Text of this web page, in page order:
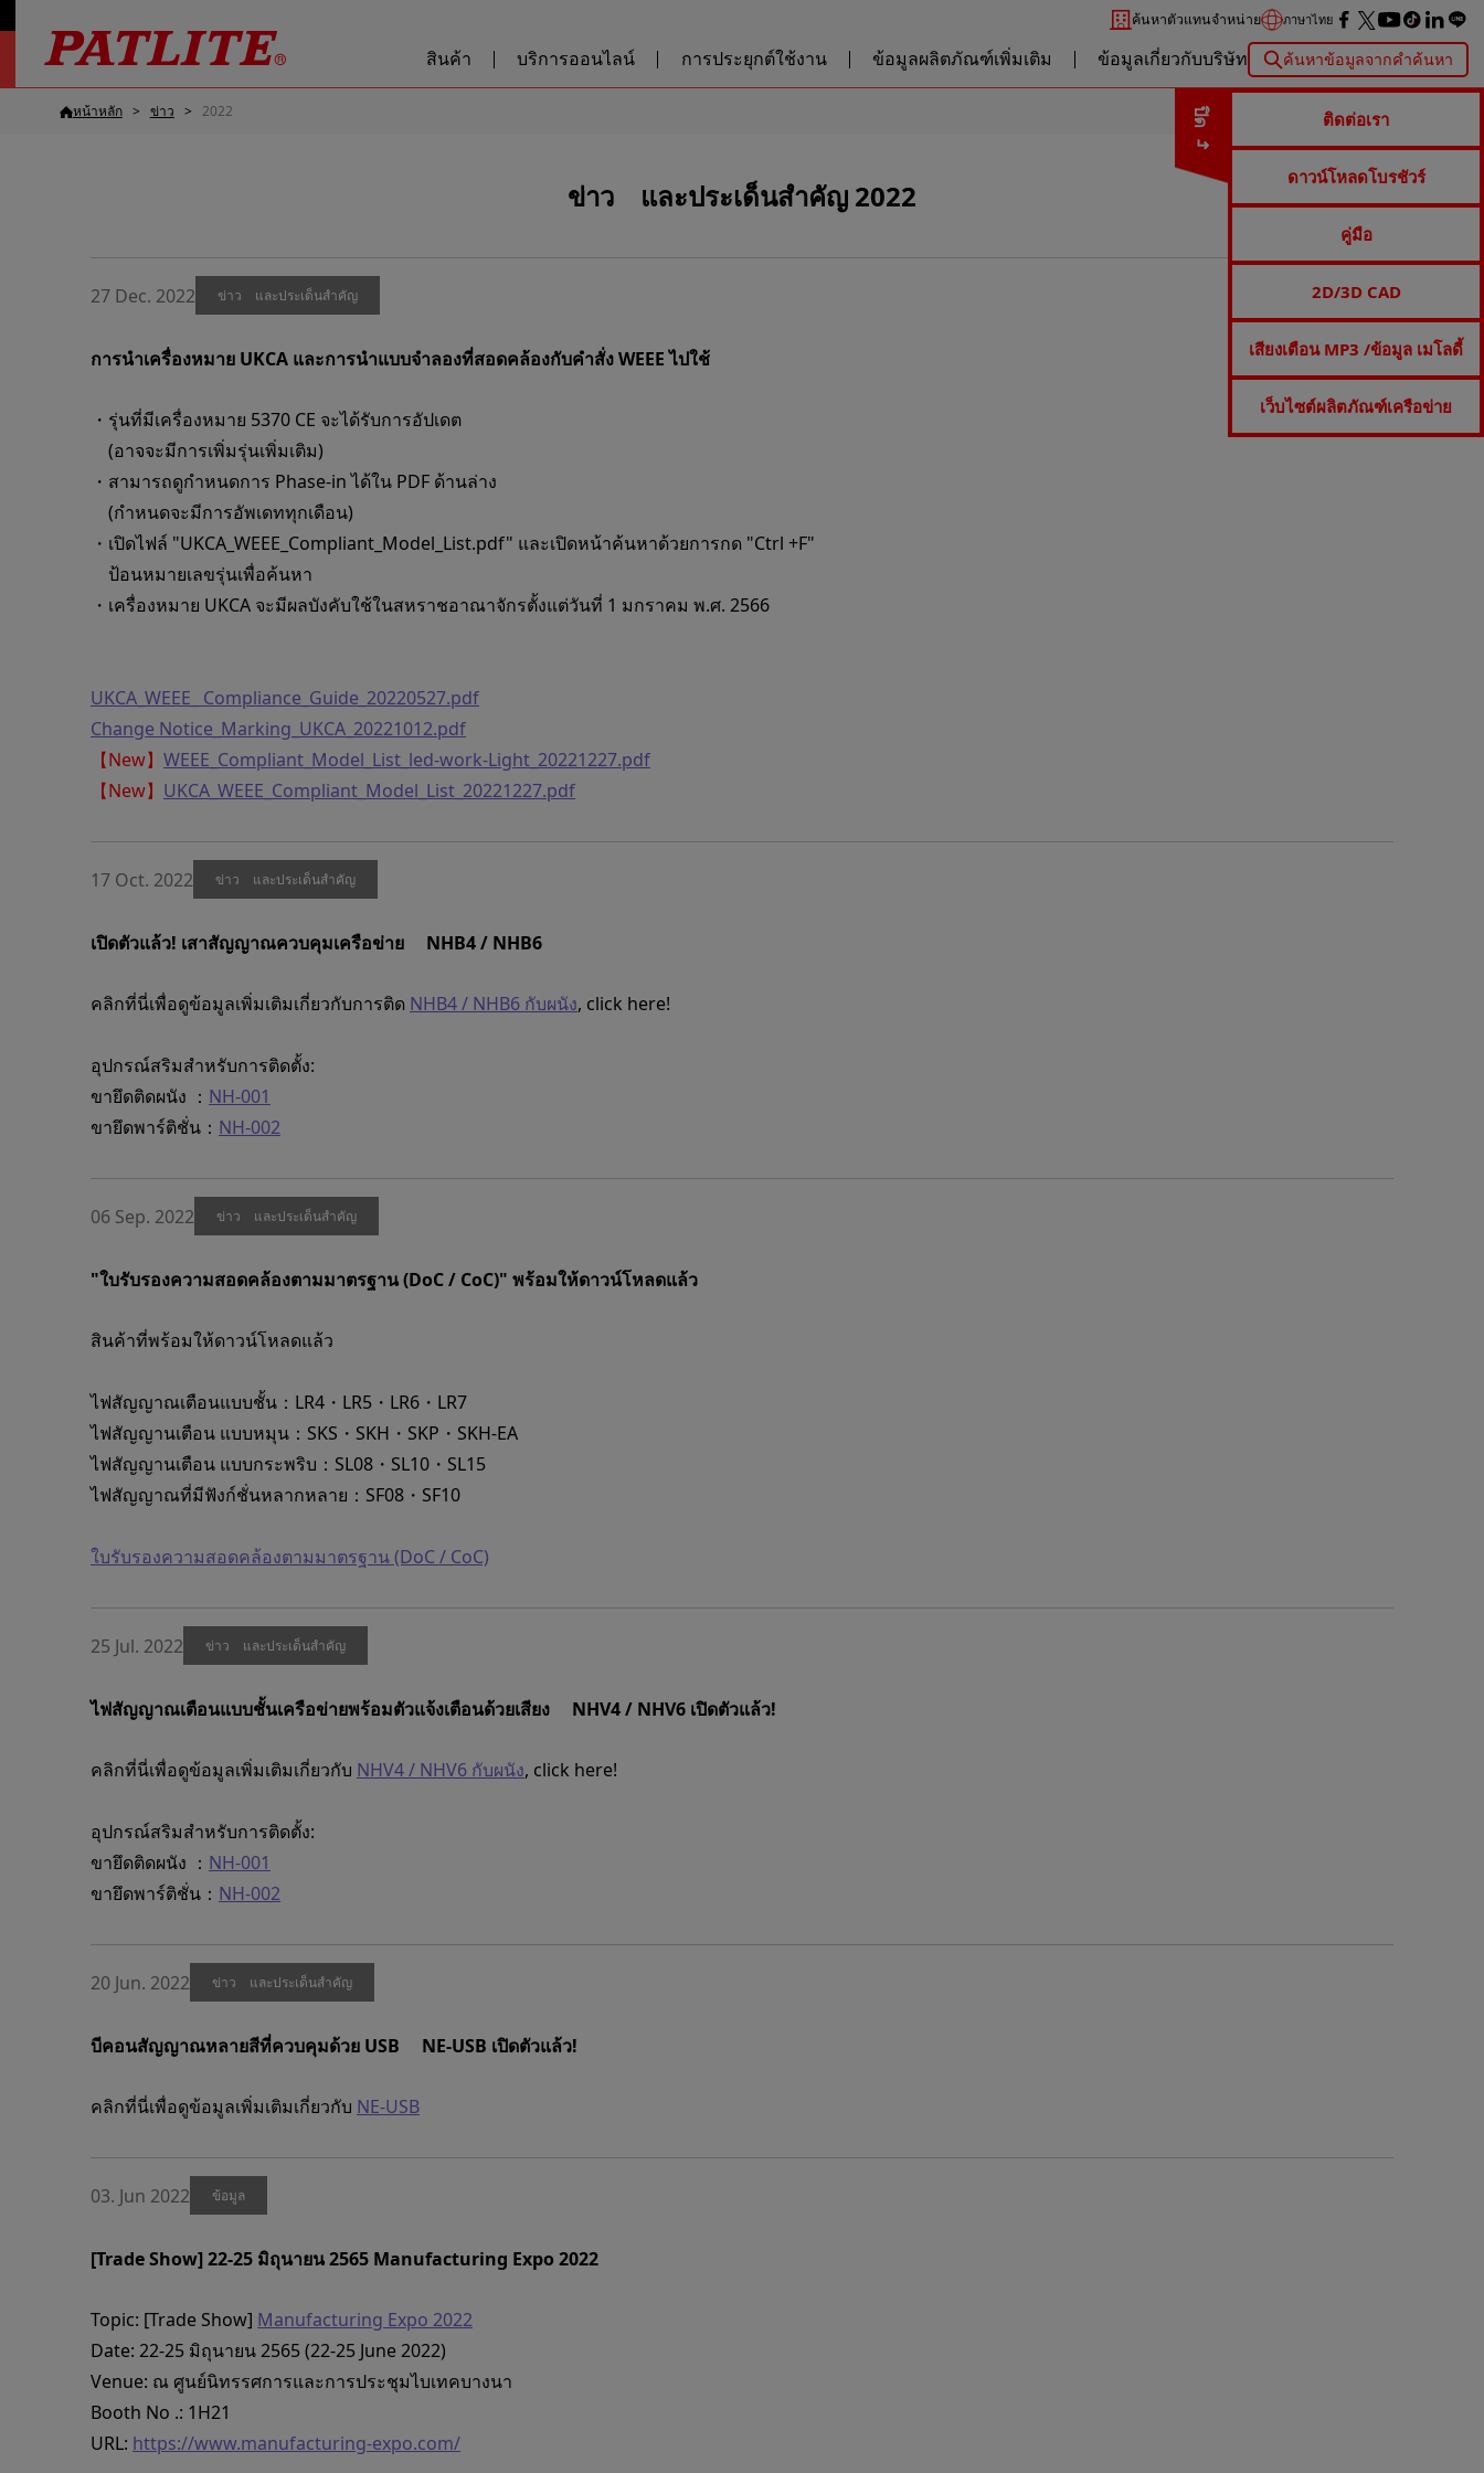
ค้นหาตัวแทนจำหน่าย ภาษาไทย
สินค้า บริการออนไลน์ การประยุกต์ใช้งาน ข้อมูลผลิตภัณฑ์เพิ่มเติม ข้อมูลเกี่ยวกับบริษัท ค้นหาข้อมูลจากคำค้นหา
ปิด ติดต่อเรา
ดาวน์โหลดโบรชัวร์
คู่มือ
2D/3D CAD
เสียงเตือน MP3 /ข้อมูล เมโลดี้
เว็บไซต์ผลิตภัณฑ์เครือข่าย
หน้าหลัก ข่าว 2022
ข่าว และประเด็นสำคัญ 2022
27 Dec. 2022 ข่าว และประเด็นสำคัญ
การนำเครื่องหมาย UKCA และการนำแบบจำลองที่สอดคล้องกับคำสั่ง WEEE ไปใช้
・รุ่นที่มีเครื่องหมาย 5370 CE จะได้รับการอัปเดต
(อาจจะมีการเพิ่มรุ่นเพิ่มเติม)
・สามารถดูกำหนดการ Phase-in ได้ใน PDF ด้านล่าง
(กำหนดจะมีการอัพเดททุกเดือน)
・เปิดไฟล์ "UKCA_WEEE_Compliant_Model_List.pdf" และเปิดหน้าค้นหาด้วยการกด "Ctrl +F"
ป้อนหมายเลขรุ่นเพื่อค้นหา
・เครื่องหมาย UKCA จะมีผลบังคับใช้ในสหราชอาณาจักรตั้งแต่วันที่ 1 มกราคม พ.ศ. 2566
UKCA_WEEE_ Compliance_Guide_20220527.pdf
Change Notice_Marking_UKCA_20221012.pdf
【New】 WEEE_Compliant_Model_List_led-work-Light_20221227.pdf
【New】 UKCA_WEEE_Compliant_Model_List_20221227.pdf
17 Oct. 2022 ข่าว และประเด็นสำคัญ
เปิดตัวแล้ว! เสาสัญญาณควบคุมเครือข่าย NHB4 / NHB6
คลิกที่นี่เพื่อดูข้อมูลเพิ่มเติมเกี่ยวกับการติด NHB4 / NHB6 กับผนัง, click here!
อุปกรณ์สริมสำหรับการติดตั้ง:
ขายึดติดผนัง ： NH-001
ขายึดพาร์ติชั่น： NH-002
06 Sep. 2022 ข่าว และประเด็นสำคัญ
"ใบรับรองความสอดคล้องตามมาตรฐาน (DoC / CoC)" พร้อมให้ดาวน์โหลดแล้ว
สินค้าที่พร้อมให้ดาวน์โหลดแล้ว
ไฟสัญญาณเตือนแบบชั้น：LR4・LR5・LR6・LR7
ไฟสัญญานเตือน แบบหมุน：SKS・SKH・SKP・SKH-EA
ไฟสัญญานเตือน แบบกระพริบ：SL08・SL10・SL15
ไฟสัญญาณที่มีฟังก์ชั่นหลากหลาย：SF08・SF10
ใบรับรองความสอดคล้องตามมาตรฐาน (DoC / CoC)
25 Jul. 2022 ข่าว และประเด็นสำคัญ
ไฟสัญญาณเตือนแบบชั้นเครือข่ายพร้อมตัวแจ้งเตือนด้วยเสียง NHV4 / NHV6 เปิดตัวแล้ว!
คลิกที่นี่เพื่อดูข้อมูลเพิ่มเติมเกี่ยวกับ NHV4 / NHV6 กับผนัง, click here!
อุปกรณ์สริมสำหรับการติดตั้ง:
ขายึดติดผนัง ： NH-001
ขายึดพาร์ติชั่น： NH-002
20 Jun. 2022 ข่าว และประเด็นสำคัญ
บีคอนสัญญาณหลายสีที่ควบคุมด้วย USB NE-USB เปิดตัวแล้ว!
คลิกที่นี่เพื่อดูข้อมูลเพิ่มเติมเกี่ยวกับ NE-USB
03. Jun 2022 ข้อมูล
[Trade Show] 22-25 มิถุนายน 2565 Manufacturing Expo 2022
Topic: [Trade Show] Manufacturing Expo 2022
Date: 22-25 มิถุนายน 2565 (22-25 June 2022)
Venue: ณ ศูนย์นิทรรศการและการประชุมไบเทคบางนา
Booth No .: 1H21
URL: https://www.manufacturing-expo.com/